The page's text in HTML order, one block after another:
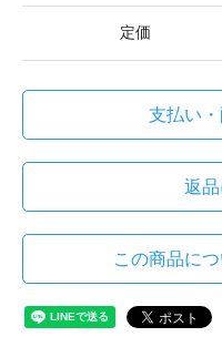
定価
支払い
返
この商品に